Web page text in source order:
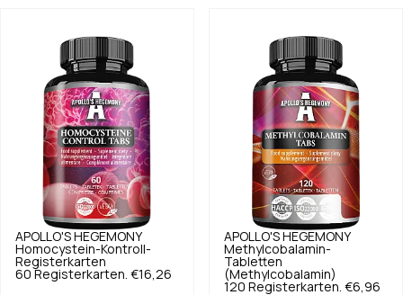
APOLLO'S HEGEMONY
Homocystein-Kontroll-
Registerkarten
60 Registerkarten. €16,26
APOLLO'S HEGEMONY
Methylcobalamin-
Tabletten
(Methylcobalamin)
120 Registerkarten. €6,96